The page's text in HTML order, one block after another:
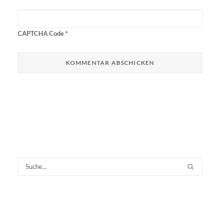
CAPTCHA Code*